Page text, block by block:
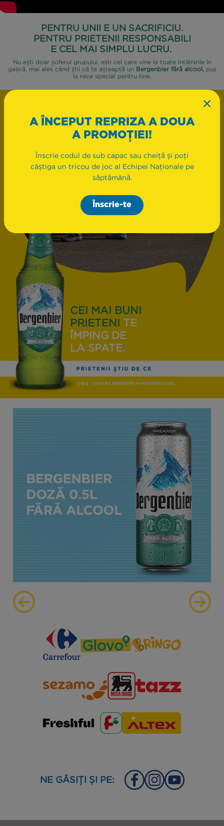
×
A ÎNCEPUT REPRIZA A DOUA
A PROMOȚIEI!
Înscrie codul de sub capac sau cheiță și poți
câștiga un tricou de joc al Echipei Naționale pe
săptămână.
Înscrie-te
PENTRU UNII E UN SACRIFICIU.
PENTRU PRIETENII RESPONSABILI
E CEL MAI SIMPLU LUCRU.
Nu ești doar șoferul grupului, ești cel care vine la toate întâlnirile în
gașcă, mai ales când știi că te așteaptă un Bergenbier fără alcool,pus
la rece special pentru tine.
CEI MAI BUNI
PRIETENI TE
ÎMPING DE
LA SPATE.
NE GĂSIȚI ȘI PE: